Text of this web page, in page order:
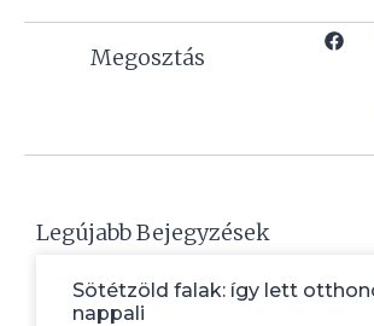
Megosztás
Legújabb Bejegyzések
Sötétzöld falak: így lett
nappali